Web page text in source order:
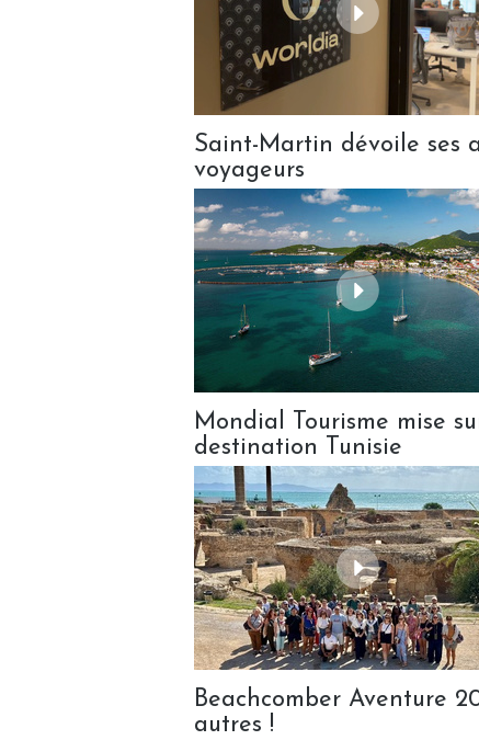
Saint-Martin dévoile ses
voyageurs
Mondial Tourisme mise
destination Tunisie
Beachcomber Aventure
autres !